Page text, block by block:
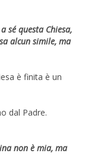
sé questa Chiesa,
alcun simile, ma
è finita è un
dal Padre.
non è mia, ma